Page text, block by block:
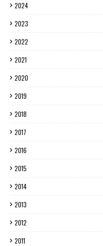
2024
2023
2022
2021
2020
2019
2018
2017
2016
2015
2014
2013
2012
2011